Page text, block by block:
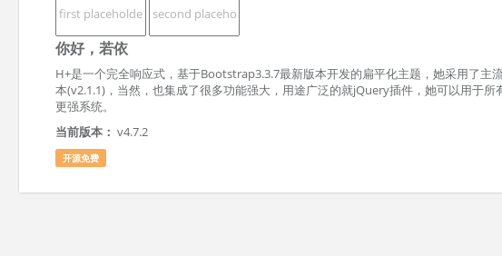
你好，若依
H+是一个完全响应式，基于Bootstrap3.3.7最新版本开发的扁平化主题，她采用了
本(v2.1.1)，当然，也集成了很多功能强大，用途广泛的就jQuery插件，她可以用于所
更强系统。
当前版本： v4.7.2
开源免费